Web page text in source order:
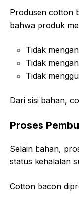
Produsen cotton
bahwa produk
Tidak
Tidak
Tidak
Dari sisi bahan,
Proses
Selain bahan,
status kehalalan
Cotton bacon